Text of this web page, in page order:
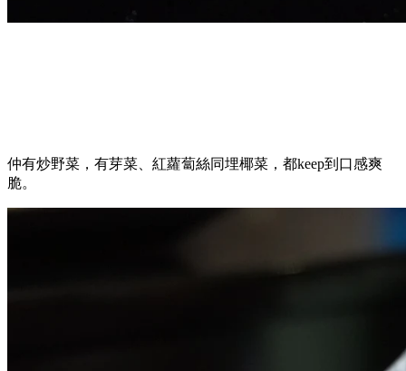
仲有炒野菜，有芽菜、紅蘿蔔絲同埋椰菜，都keep到口感爽
脆。